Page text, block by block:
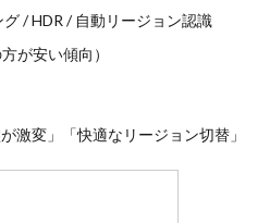
/ HDR / 自動リージョン認識
が安い傾向）
激変」「快適なリージョン切替」